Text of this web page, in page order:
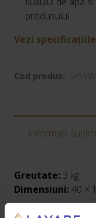
produsului
Vezi
Cod produs:
Informații
Greutate: 3 kg
Dimensiuni:40 ×